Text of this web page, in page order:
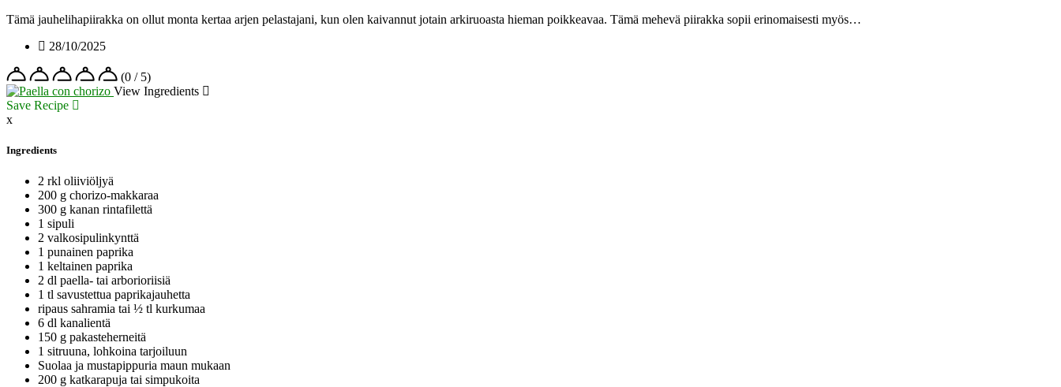
Tämä jauhelihapiirakka on ollut monta kertaa arjen pelastajani, kun olen kaivannut jotain arkiruoasta hieman poikkeavaa. Tämä mehevä piirakka sopii erinomaisesti myös…
28/10/2025
(0 / 5)
View Ingredients
Save Recipe
x
Ingredients
2 rkl oliiviöljyä
200 g chorizo-makkaraa
300 g kanan rintafilettä
1 sipuli
2 valkosipulinkynttä
1 punainen paprika
1 keltainen paprika
2 dl paella- tai arborioriisiä
1 tl savustettua paprikajauhetta
ripaus sahramia tai ½ tl kurkumaa
6 dl kanalientä
150 g pakasteherneitä
1 sitruuna, lohkoina tarjoiluun
Suolaa ja mustapippuria maun mukaan
200 g katkarapuja tai simpukoita